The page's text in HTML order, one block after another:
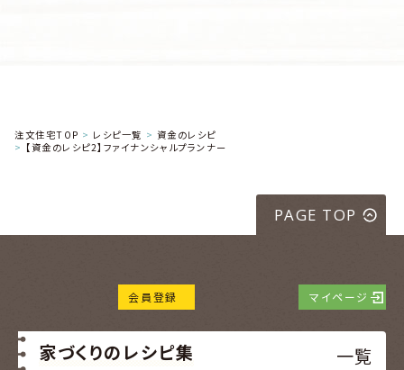
注文住宅TOP レシピ一覧
資金のレシピ
【資金のレシピ2】ファイナンシャルプランナー
PAGE TOP
会員登録 マイページ
家づくりのレシピ集 一覧